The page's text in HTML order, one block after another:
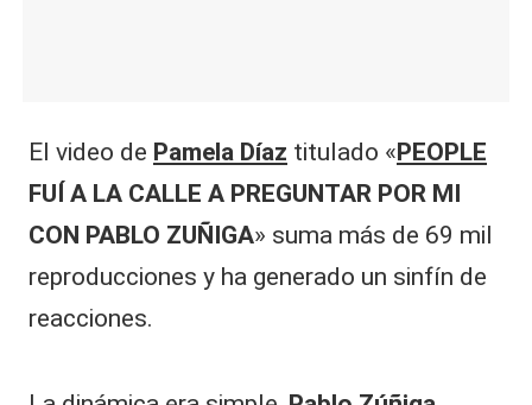
El video de Pamela Díaz titulado «PEOPLE
FUÍ A LA CALLE A PREGUNTAR POR MI
CON PABLO ZUÑIGA» suma más de 69 mil
reproducciones y ha generado un sinfín de
reacciones.